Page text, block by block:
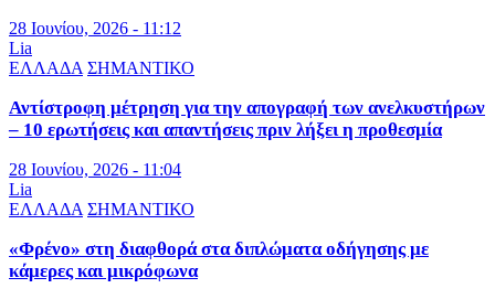
28 Ιουνίου, 2026 - 11:12
Lia
ΕΛΛΑΔΑ ΣΗΜΑΝΤΙΚΟ
Αντίστροφη μέτρηση για την απογραφή των ανελκυστήρων
– 10 ερωτήσεις και απαντήσεις πριν λήξει η προθεσμία
28 Ιουνίου, 2026 - 11:04
Lia
ΕΛΛΑΔΑ ΣΗΜΑΝΤΙΚΟ
«Φρένο» στη διαφθορά στα διπλώματα οδήγησης με
κάμερες και μικρόφωνα